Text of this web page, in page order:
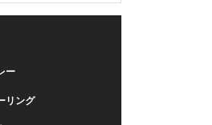
ー
リング